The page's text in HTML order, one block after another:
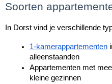
Soorten
In Dorst vind je verschillende
1-kamerappartementen
alleenstaanden
Appartementen met
kleine gezinnen